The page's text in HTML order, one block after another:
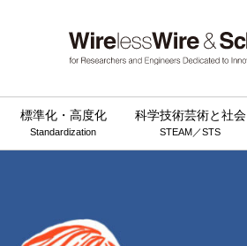
標準化・高度化
Standardization
科学技術芸術と社会
STEAM／STS